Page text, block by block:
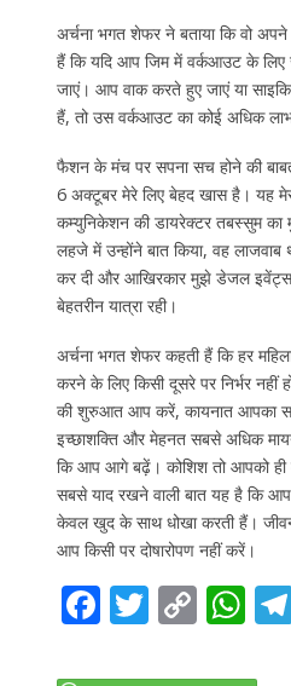
अर्चना भगत शेफर ने बताया कि वो
हैं कि यदि आप जिम में वर्कआउट के लिए
जाएं। आप वाक करते हुए जाएं या
हैं, तो उस वर्कआउट का कोई अधिक लाभ
फैशन के मंच पर सपना सच होने की
6 अक्टूबर मेरे लिए बेहद खास है। यह
कम्युनिकेशन की डायरेक्टर तबस्सुम का
लहजे में उन्होंने बात किया, वह
कर दी और आखिरकार मुझे डेजल
बेहतरीन यात्रा रही।
अर्चना भगत शेफर कहती हैं कि हर
करने के लिए किसी दूसरे पर निर्भर नहीं
की शुरुआत आप करें, कायनात आपका
इच्छाशक्ति और मेहनत सबसे अधिक
कि आप आगे बढ़ें। कोशिश तो आपको ही
सबसे याद रखने वाली बात यह है कि
केवल खुद के साथ धोखा करती हैं।
आप किसी पर दोषारोपण नहीं करें।
F T C W